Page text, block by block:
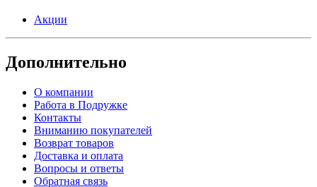
Акции
Дополнительно
О компании
Работа в Подружке
Контакты
Вниманию покупателей
Возврат товаров
Доставка и оплата
Вопросы и ответы
Обратная связь